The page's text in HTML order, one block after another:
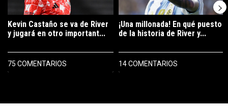
Kevin Castaño se va de River
y jugará en otro important...
75 COMENTARIOS
¡Una millonada! En qué puesto
de la historia de River y...
14 COMENTARIOS